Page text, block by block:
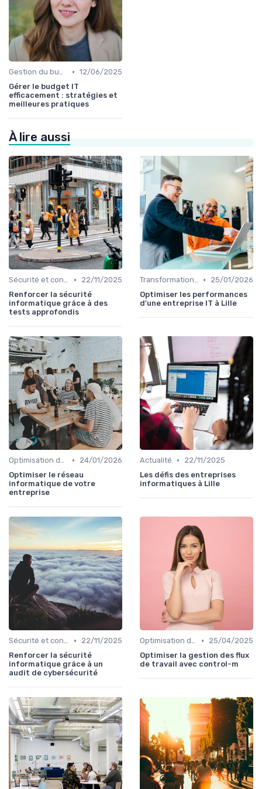
Gestion du budget IT • 12/06/2025
Gérer le budget IT
efficacement : stratégies et
meilleures pratiques
À lire aussi
Sécurité et conformité •
22/11/2025
Renforcer la sécurité
informatique grâce à des
tests approfondis
Transformation digitale •
25/01/2026
Optimiser les performances
d'une entreprise IT à Lille
Optimisation des infrastructures IT •
24/01/2026
Optimiser le réseau
informatique de votre
entreprise
Actualité •
22/11/2025
Les défis des entreprises
informatiques à Lille
Sécurité et conformité •
22/11/2025
Renforcer la sécurité
informatique grâce à un
audit de cybersécurité
Optimisation des infrastructures IT •
25/04/2025
Optimiser la gestion des flux
de travail avec control-m